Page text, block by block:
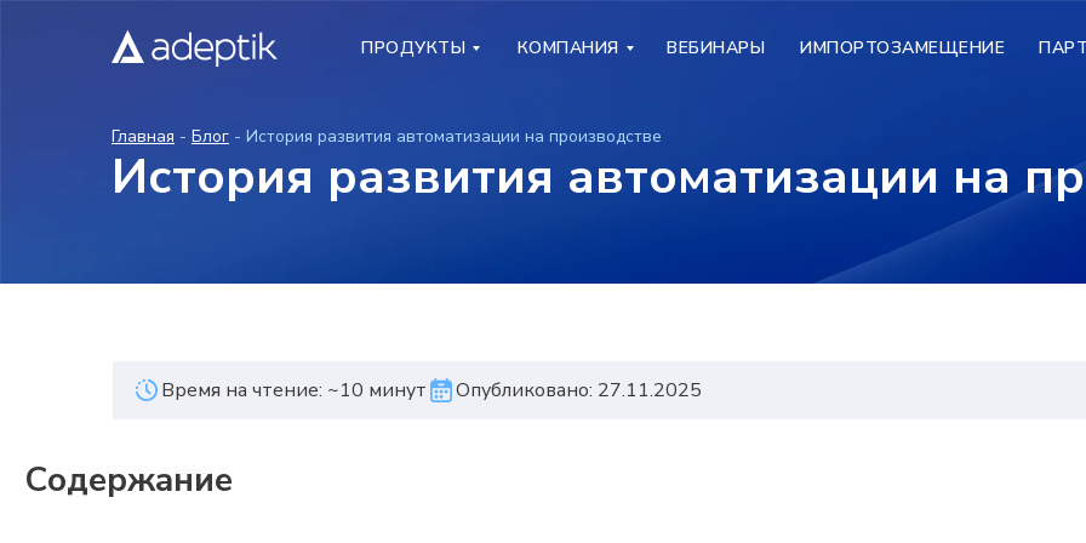
ПРОДУКТЫ КОМПАНИЯ ВЕБИНАРЫ ИМПОРТОЗАМЕЩЕНИЕ
ПРОДУКТЫ КОМПАНИЯ ВЕБИНАРЫ ИМПОРТОЗАМЕЩЕНИЕ
Главная - Блог - История развития автоматизации на производстве
История развития автоматизации на
Время на чтение: ~10 минут Опубликовано: 27.11.2025
Содержание